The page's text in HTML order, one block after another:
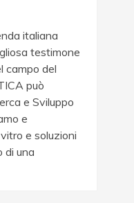
italiana
testimone
campo del
può
e Sviluppo
e
e soluzioni
di una